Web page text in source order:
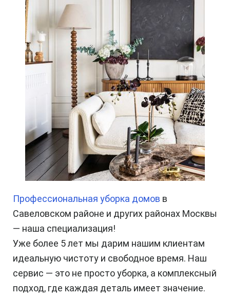
Профессиональная уборка домов в
Савеловском районе и других районах Москвы
— наша специализация!
Уже более 5 лет мы дарим нашим клиентам
идеальную чистоту и свободное время. Наш
сервис — это не просто уборка, а комплексный
подход, где каждая деталь имеет значение.